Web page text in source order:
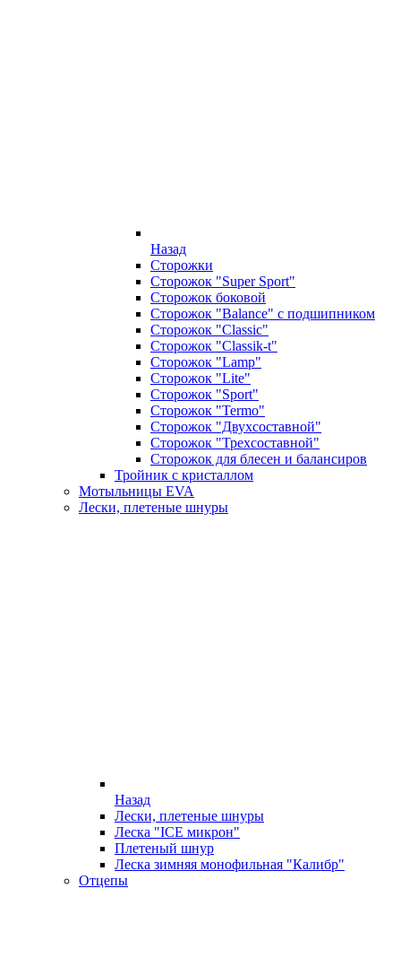
Назад
Сторожки
Сторожок "Super Sport"
Сторожок боковой
Сторожок "Balance" с подшипником
Сторожок "Classic"
Сторожок "Classik-t"
Сторожок "Lamp"
Сторожок "Lite"
Сторожок "Sport"
Сторожок "Termo"
Сторожок "Двухсоставной"
Сторожок "Трехсоставной"
Сторожок для блесен и балансиров
Тройник с кристаллом
Мотыльницы EVA
Лески, плетеные шнуры
Назад
Лески, плетеные шнуры
Леска "ICE микрон"
Плетеный шнур
Леска зимняя монофильная "Калибр"
Отцепы